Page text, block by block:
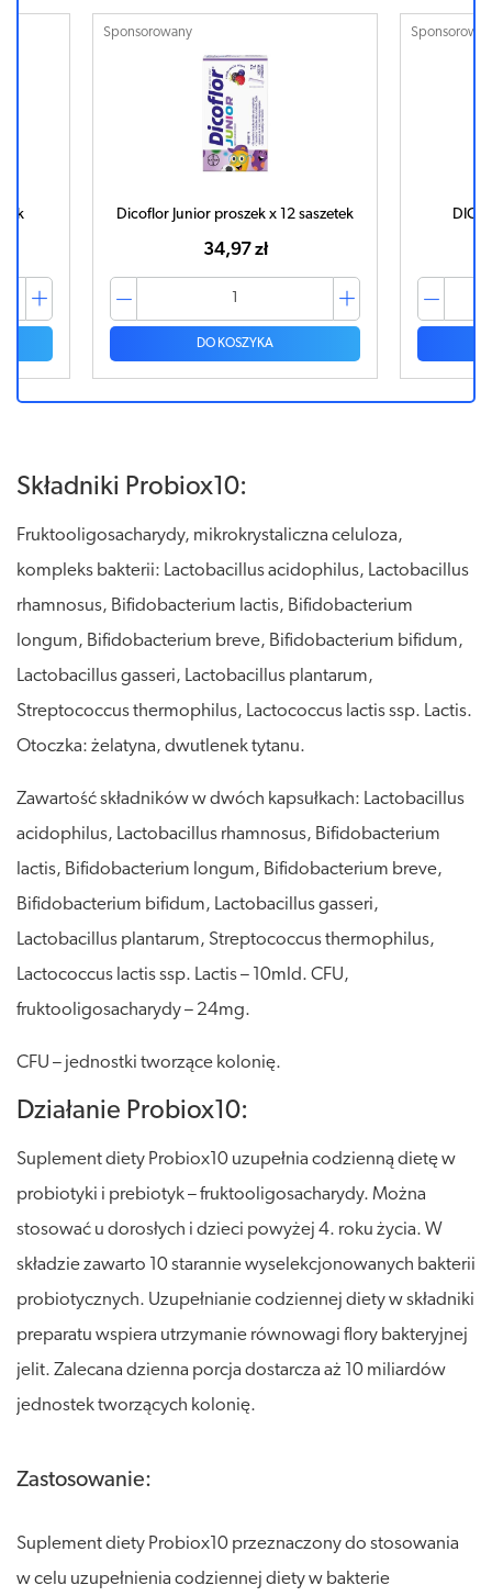
Sponsorowany
Dicoflor Junior proszek x 12 saszetek
34,97 zł
DO KOSZYKA
Składniki Probiox10:
Fruktooligosacharydy, mikrokrystaliczna celuloza,
kompleks bakterii: Lactobacillus acidophilus, Lactobacillus
rhamnosus, Bifidobacterium lactis, Bifidobacterium
longum, Bifidobacterium breve, Bifidobacterium bifidum,
Lactobacillus gasseri, Lactobacillus plantarum,
Streptococcus thermophilus, Lactococcus lactis ssp. Lactis.
Otoczka: żelatyna, dwutlenek tytanu.
Zawartość składników w dwóch kapsułkach: Lactobacillus
acidophilus, Lactobacillus rhamnosus, Bifidobacterium
lactis, Bifidobacterium longum, Bifidobacterium breve,
Bifidobacterium bifidum, Lactobacillus gasseri,
Lactobacillus plantarum, Streptococcus thermophilus,
Lactococcus lactis ssp. Lactis – 10mld. CFU,
fruktooligosacharydy – 24mg.
CFU – jednostki tworzące kolonię.
Działanie Probiox10:
Suplement diety Probiox10 uzupełnia codzienną dietę w
probiotyki i prebiotyk – fruktooligosacharydy. Można
stosować u dorosłych i dzieci powyżej 4. roku życia. W
składzie zawarto 10 starannie wyselekcjonowanych bakterii
probiotycznych. Uzupełnianie codziennej diety w składniki
preparatu wspiera utrzymanie równowagi flory bakteryjnej
jelit. Zalecana dzienna porcja dostarcza aż 10 miliardów
jednostek tworzących kolonię.
Zastosowanie:
Suplement diety Probiox10 przeznaczony do stosowania
w celu uzupełnienia codziennej diety w bakterie